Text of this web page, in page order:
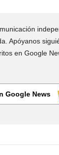
Apóyanos
en Google
Google News